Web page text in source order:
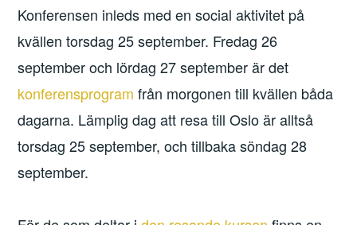
Konferensen inleds med en social aktivitet på
kvällen torsdag 25 september. Fredag 26
september och lördag 27 september är det
konferensprogram från morgonen till kvällen båda
dagarna. Lämplig dag att resa till Oslo är alltså
torsdag 25 september, och tillbaka söndag 28
september.